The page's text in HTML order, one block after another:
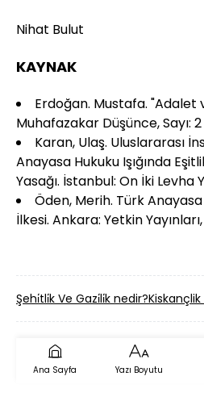
Nihat Bulut
KAYNAK
Erdoğan. Mustafa. "Adalet
Muhafazakar Düşünce, Sayı:
Karan, Ulaş. Uluslararası
Anayasa Hukuku Işığında
Yasağı. İstanbul: On İki Levha
Öden, Merih. Türk
İlkesi. Ankara: Yetkin
Şehi̇tli̇k Ve Gazi̇li̇k nedir?
Ana Sayfa Yazı Boyutu